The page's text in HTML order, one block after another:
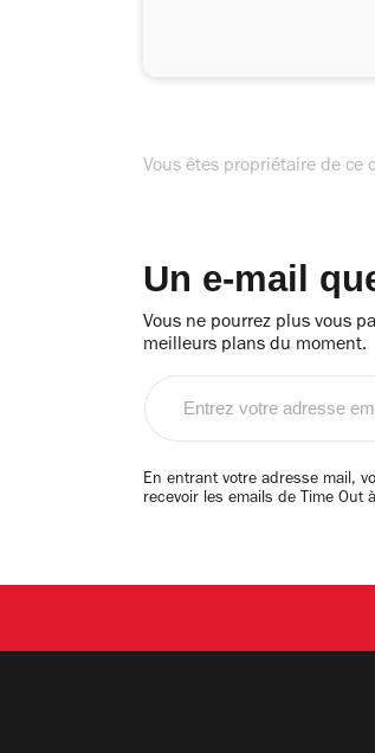
Vous êtes propriétaire de ce
Un e-mail
Vous ne pourrez plus vous
meilleurs plans du moment.
email
En entrant votre adresse mail,
recevoir les emails de Time Out